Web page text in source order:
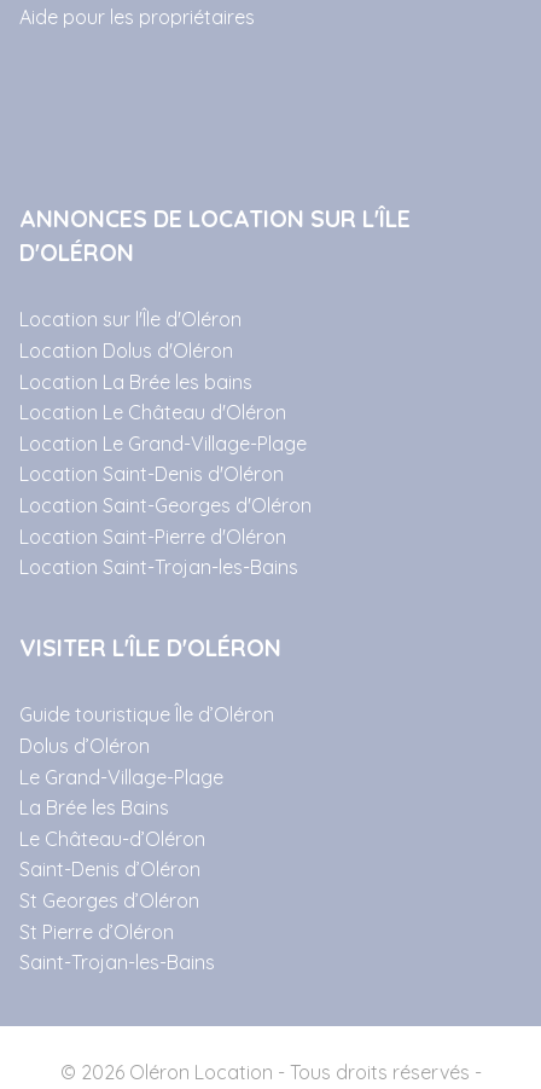
Aide pour les propriétaires
ANNONCES DE LOCATION SUR L'ÎLE
D'OLÉRON
Location sur l'Île d'Oléron
Location Dolus d'Oléron
Location La Brée les bains
Location Le Château d'Oléron
Location Le Grand-Village-Plage
Location Saint-Denis d'Oléron
Location Saint-Georges d'Oléron
Location Saint-Pierre d'Oléron
Location Saint-Trojan-les-Bains
VISITER L'ÎLE D'OLÉRON
Guide touristique Île d’Oléron
Dolus d’Oléron
Le Grand-Village-Plage
La Brée les Bains
Le Château-d’Oléron
Saint-Denis d’Oléron
St Georges d’Oléron
St Pierre d’Oléron
Saint-Trojan-les-Bains
© 2026 Oléron Location - Tous droits réservés -